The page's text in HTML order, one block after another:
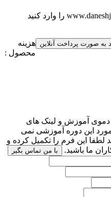
هزینه
محصول :
آموزش و لینک های
این دوره آموزشی نمی
لطفا این فرم را تکمیل کرده و
ما باشید.
با من تماس بگیر